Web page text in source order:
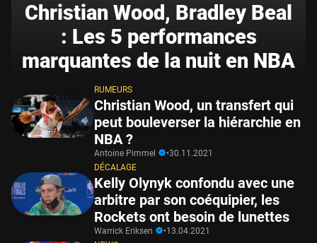
Christian Wood, Bradley Beal
: Les 5 performances
marquantes de la nuit en NBA
RUMEURS
Christian Wood, un transfert qui
peut bouleverser la hiérarchie en
NBA ?
Antoine Pimmel •30.11.2021
DÉCALAGE
Kelly Olynyk confondu avec une
arbitre par son coéquipier, les
Rockets ont besoin de lunettes
Warrick Eriksen •13.04.2021